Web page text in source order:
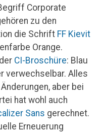
Corporate
zu den
die Schrift FF Kievit
Orange.
CI-Broschüre: Blau
verwechselbar. Alles
aber bei
hat wohl auch
Sans gerechnet.
Erneuerung